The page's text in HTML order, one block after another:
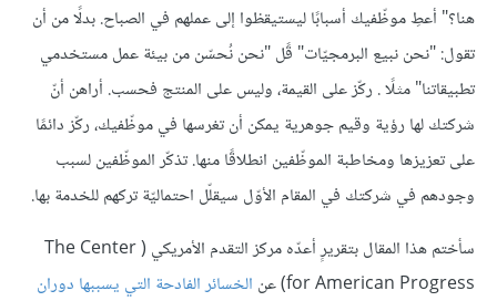
هنا؟" أعطِ موظّفيك أسبابًا ليستيقظوا إلى عملهم في الصباح. بدلًا من أن
تقول: "نحن نبيع البرمجيّات" قًل "نحن نُحسّن من بيئة عمل مستخدمي
تطبيقاتنا" مثلًا . ركّز على القيمة، وليس على المنتج فحسب. أراهن أنّ
شركتك لها رؤية وقيم جوهرية يمكن أن تغرسها في موظّفيك، ركّز دائمًا
على تعزيزها ومخاطبة الموظّفين انطلاقًا منها. تذكّر الموظّفين لسبب
وجودهم في شركتك في المقام الأوّل سيقلّل احتماليّة تركهم للخدمة بها.
سأختم هذا المقال بتقريرٍ أعدّه مركز التقدم الأمريكي ( The Center
for American Progress) عن
الخسائر الفادحة التي يسببها دوران